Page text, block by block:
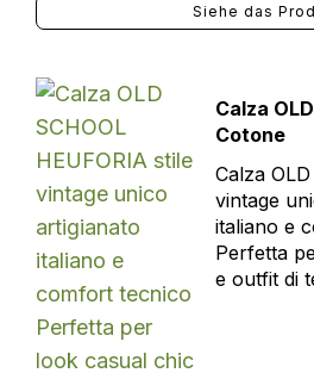
Siehe das
Calza
Cotone
Calza
vintage
italiano e
Perfetta
e outfit di